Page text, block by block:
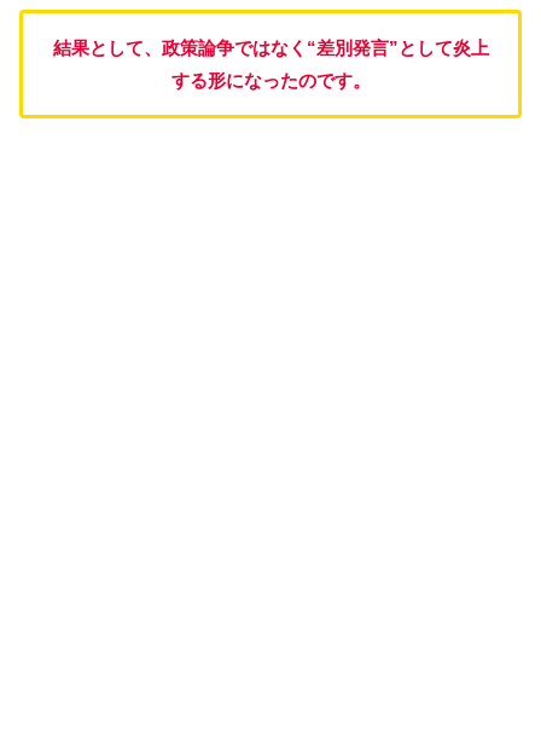
結果として、政策論争ではなく“差別発言”として炎上
する形になったのです。